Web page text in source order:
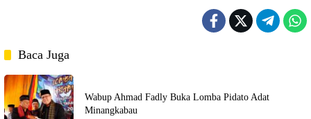
Baca Juga
Wabup Ahmad Fadly Buka Lomba Pidato Adat
Minangkabau